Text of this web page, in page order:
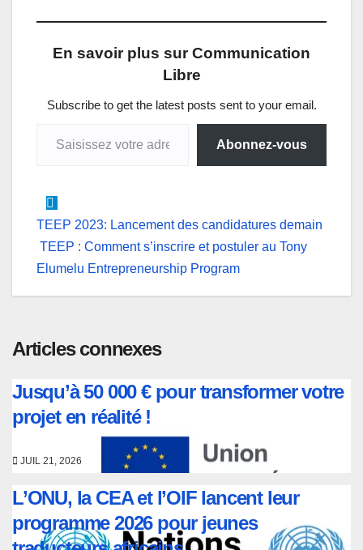
p
b
o
k
e
I
n
e
g
e
g
a
m
l
En savoir plus sur Communication
Libre
Subscribe to get the latest posts sent to your email.
Abonnez-vous
Navigation
de
l’article
TEEP 2023: Lancement des candidatures demain
TEEP : Comment s’inscrire et postuler au Tony
Elumelu Entrepreneurship Program
Articles connexes
Jusqu’à 50 000 € pour transformer votre
projet en réalité !
JUIL 21, 2026
L’ONU, la CEA et l’OIF lancent leur
programme 2026 pour jeunes